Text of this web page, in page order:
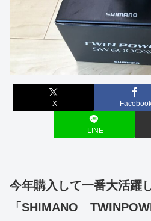
X
LINE
今年購入して一番大活躍
「SHIMANO